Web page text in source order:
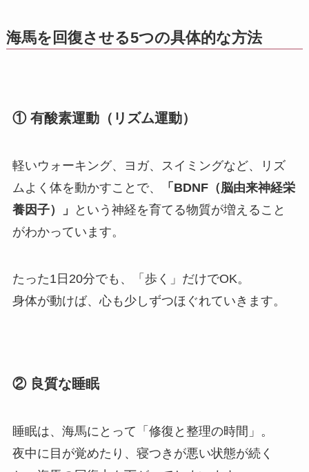
海馬を回復させる5つの具体的な方法
① 有酸素運動（リズム運動）
軽いウォーキング、ヨガ、スイミングなど、リズ
ムよく体を動かすことで、
「BDNF（脳由来神経栄
養因子）」
という神経を育てる物質が増えること
がわかっています。
たった1日20分でも、「歩く」だけでOK。
身体が動けば、心も少しずつほぐれていきます。
② 良質な睡眠
睡眠は、海馬にとって「修復と整理の時間」。
夜中に目が覚めたり、寝つきが悪い状態が続く